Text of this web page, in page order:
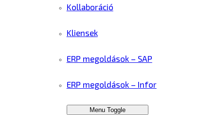
Kollaboráció
Kliensek
ERP megoldások – SAP
ERP megoldások – Infor
Menu Toggle